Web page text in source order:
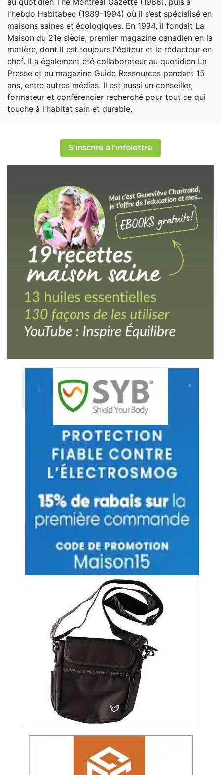
au quotidien The Montreal Gazette (1988), puis à
l'hebdo Habitabec (1989-1994) où il s’est spécialisé en
maisons saines et écologiques. En 1994, il fondait La
Maison du 21e siècle, premier magazine canadien en la
matière, dont il est toujours l'éditeur et le rédacteur en
chef. Il a également été collaborateur au quotidien La
Presse et au magazine Guide Ressources pendant 15
ans, entre autres médias. Il est aussi un conseiller,
formateur et conférencier recherché pour tout ce qui
touche à l'habitat sain et durable.
S'inscrire à l'infolettre